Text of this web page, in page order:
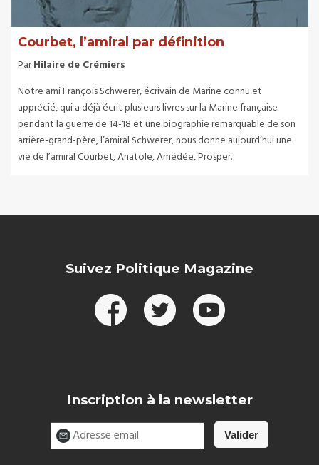
Courbet, l’amiral par définition
ParHilaire de Crémiers
Notre ami François Schwerer, écrivain de Marine connu et
apprécié, qui a déjà écrit plusieurs livres sur la Marine française
pendant la guerre de 14-18 et une biographie remarquable de son
arrière-grand-père, l’amiral Schwerer, nous donne aujourd’hui une
vie de l’amiral Courbet, Anatole, Amédée, Prosper.
Suivez Politique Magazine
Inscription à la newsletter